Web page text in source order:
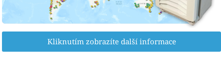
Kliknutím zobrazíte další informace